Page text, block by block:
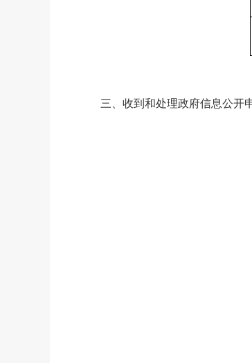
三、收到和处理政府信息公开